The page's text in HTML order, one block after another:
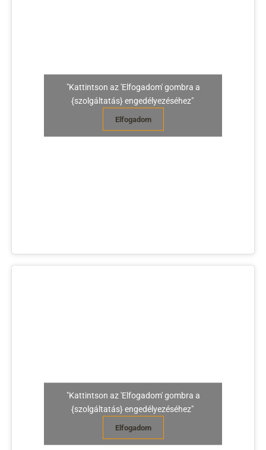
"Kattintson az 'Elfogadom' gombra a
{szolgáltatás} engedélyezéséhez"
Elfogadom
"Kattintson az 'Elfogadom' gombra a
{szolgáltatás} engedélyezéséhez"
Elfogadom